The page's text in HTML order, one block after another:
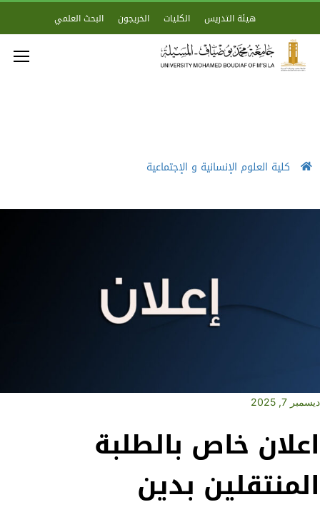
هيئة التدريس الكليات الخريجون البحث العلمي
كلية العلوم الإنسانية و الإجتماعية
ديسمبر 7, 2025
اعلان خاص بالطلبة
المنتقلين بدين